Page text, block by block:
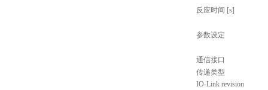
反应时间 [s]
参数设定
通信接口
传递类型
IO-Link revision